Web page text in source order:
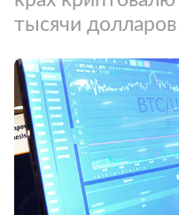
тысячи долларов